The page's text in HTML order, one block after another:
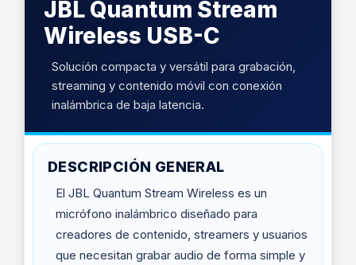
JBL Quantum Stream
Wireless USB-C
Solución compacta y versátil para grabación,
streaming y contenido móvil con conexión
inalámbrica de baja latencia.
DESCRIPCIÓN GENERAL
El JBL Quantum Stream Wireless es un
micrófono inalámbrico diseñado para
creadores de contenido, streamers y usuarios
que necesitan grabar audio de forma simple y